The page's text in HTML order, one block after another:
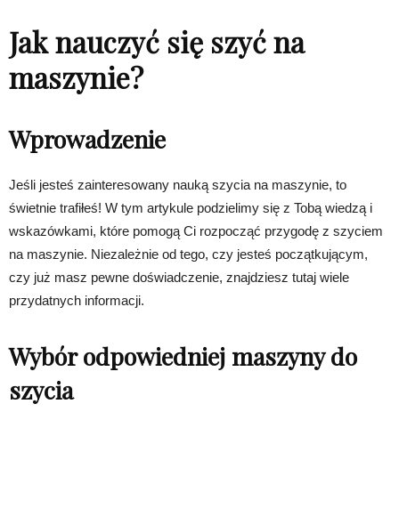
Jak nauczyć się szyć na
maszynie?
Wprowadzenie
Jeśli jesteś zainteresowany nauką szycia na maszynie, to
świetnie trafiłeś! W tym artykule podzielimy się z Tobą wiedzą i
wskazówkami, które pomogą Ci rozpocząć przygodę z szyciem
na maszynie. Niezależnie od tego, czy jesteś początkującym,
czy już masz pewne doświadczenie, znajdziesz tutaj wiele
przydatnych informacji.
Wybór odpowiedniej maszyny do
szycia